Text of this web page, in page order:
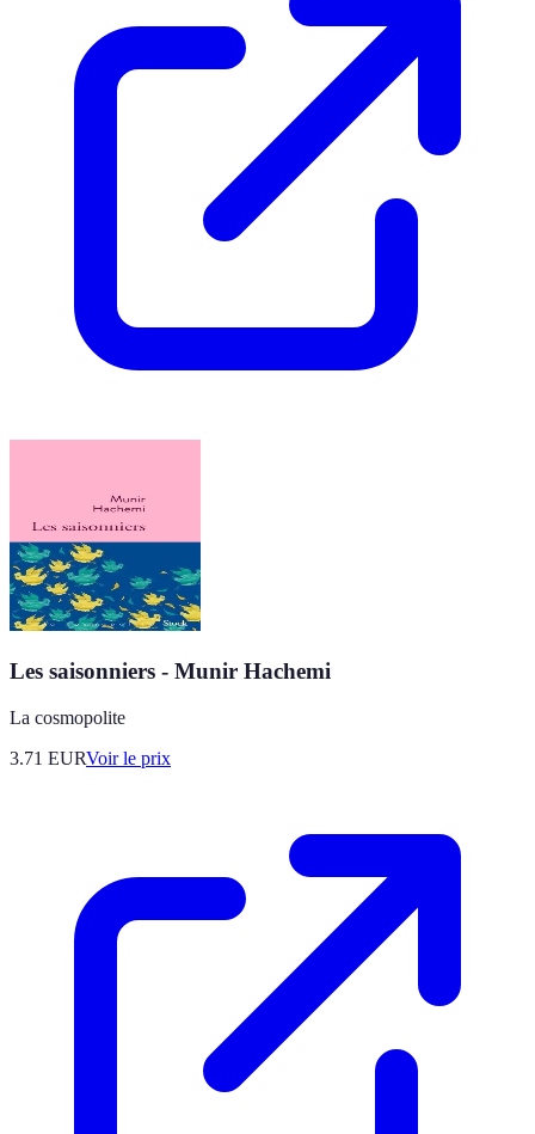
Les saisonniers - Munir Hachemi
La cosmopolite
3.71 EURVoir le prix